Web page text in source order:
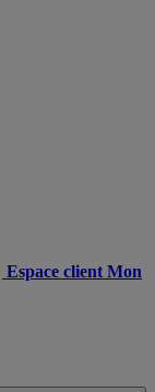
Espace client Mon